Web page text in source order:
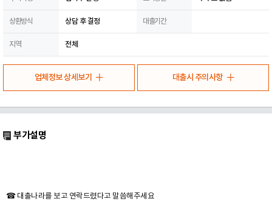
상환방식 상담 후 결정 대출기간
지역 전체
업체정보 상세보기 대출시 주의사항
부가설명
☎ 대출나라를 보고 연락드렸다고 말씀해주세요